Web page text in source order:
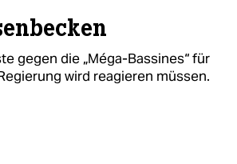
gegen die „Méga-Bassines“ für
wird reagieren müssen.